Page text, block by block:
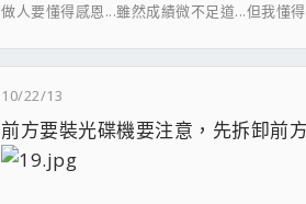
做人要懂得感恩...雖然成績微不足道...但我懂
10/22/13
前方要裝光碟機要注意，先拆卸前